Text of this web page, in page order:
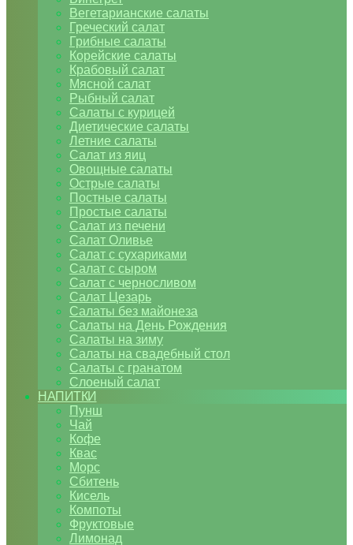
Вегетарианские салаты
Греческий салат
Грибные салаты
Корейские салаты
Крабовый салат
Мясной салат
Рыбный салат
Салаты с курицей
Диетические салаты
Летние салаты
Салат из яиц
Овощные салаты
Острые салаты
Постные салаты
Простые салаты
Салат из печени
Салат Оливье
Салат с сухариками
Салат с сыром
Салат с черносливом
Салат Цезарь
Салаты без майонеза
Салаты на День Рождения
Салаты на зиму
Салаты на свадебный стол
Салаты с гранатом
Слоеный салат
НАПИТКИ
Пунш
Чай
Кофе
Квас
Морс
Сбитень
Кисель
Компоты
Фруктовые
Лимонад